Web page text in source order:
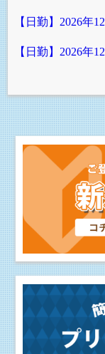
【日勤】2026年
【日勤】2026年